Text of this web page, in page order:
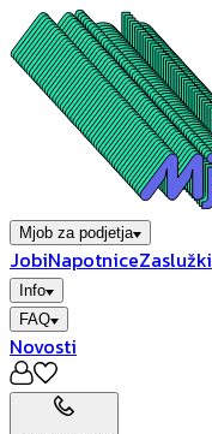
Mjob za podjetja
JobiNapotniceZaslužki
Info
FAQ
Novosti